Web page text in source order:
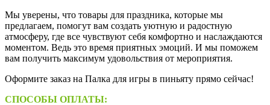
Мы уверены, что товары для праздника, которые мы
предлагаем, помогут вам создать уютную и радостную
атмосферу, где все чувствуют себя комфортно и наслаждаются
моментом. Ведь это время приятных эмоций. И мы поможем
вам получить максимум удовольствия от мероприятия.
Оформите заказ на Палка для игры в пиньяту прямо сейчас!
СПОСОБЫ ОПЛАТЫ: